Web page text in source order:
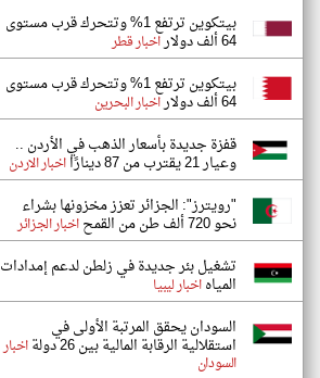
بيتكوين ترتفع 1% وتتحرك قرب مستوى
64 ألف دولار اخبار قطر
بيتكوين ترتفع 1% وتتحرك قرب مستوى
64 ألف دولار اخبار البحرين
قفزة جديدة بأسعار الذهب في الأردن ..
وعيار 21 يقترب من 87 دينارًا اخبار الاردن
"رويترز": الجزائر تعزز مخزونها بشراء
نحو 720 ألف طن من القمح اخبار الجزائر
تشغيل بئر جديدة في زلطن لدعم إمدادات
المياهاخبار ليبيا
السودان يحقق المرتبة الأولى في
استقلالية الرقابة المالية بين 26 دولة اخبار
السودان